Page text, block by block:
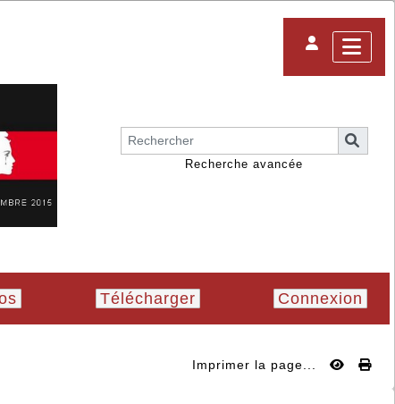
Recherche avancée
Télécharger Connexion
Imprimer la page...